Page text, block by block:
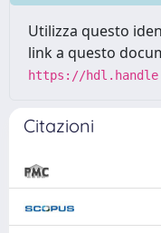
Utilizza questo
link a questo
https://
Citazioni